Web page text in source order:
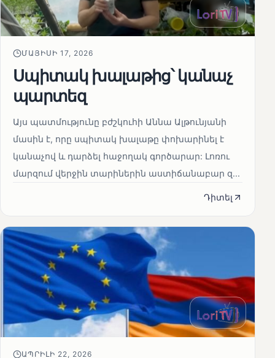
ՄԱՅԻՍԻ 17, 2026
Սպիտակ խալաթից՝ կանաչ
պարտեզ
Այս պատմությունը բժշկուհի Աննա Ալթունյանի
մասին է, որը սպիտակ խալաթը փոխարինել է
կանաչով և դարձել հաջողակ գործարար: Լոռու
մարզում վերջին տարիներին աստիճանաբար զ...
Դիտել
ԱՊՐԻԼԻ 22, 2026